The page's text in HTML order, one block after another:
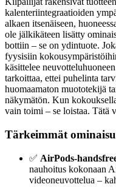
kalenteriintegraatioiden
alkaen itsenäiseen,
ole jälkikäteen lisätty
bottiin – se on ydintuote.
fyysisiin
käsittelee
tarkoittaa, ettei puhelinta
huomaamaton muototekijä
näkymätön. Kun
vain toimi – se loistaa. Tätä
Tärkeimmät
✅ AirPods-
nauhoitus kokonaan
videoneuvottelua –